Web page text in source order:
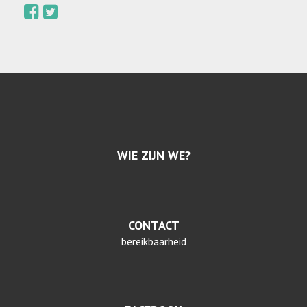
WIE ZIJN WE?
CONTACT
bereikbaarheid